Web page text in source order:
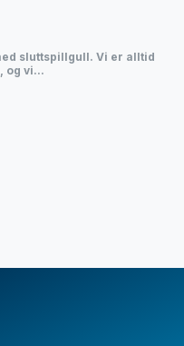
sluttspillgull. Vi er alltid
og vi...